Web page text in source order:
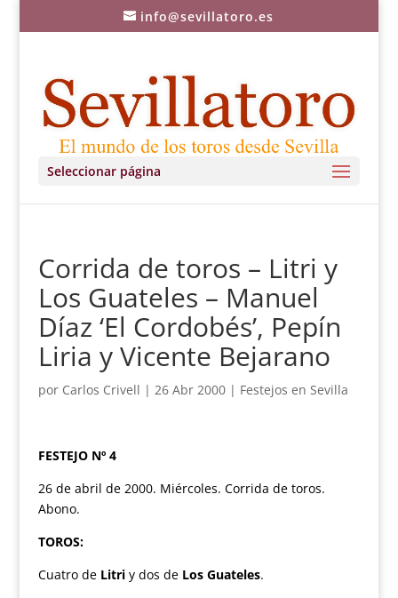
info@sevillatoro.es
Seleccionar página
Corrida de toros – Litri y
Los Guateles – Manuel
Díaz ‘El Cordobés’, Pepín
Liria y Vicente Bejarano
por Carlos Crivell | 26 Abr 2000| Festejos en Sevilla
FESTEJO Nº 4
26 de abril de 2000. Miércoles. Corrida de toros.
Abono.
TOROS:
Cuatro de Litri y dos de Los Guateles.